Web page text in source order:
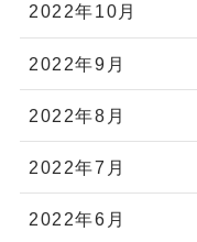
2022年10月
2022年9月
2022年8月
2022年7月
2022年6月